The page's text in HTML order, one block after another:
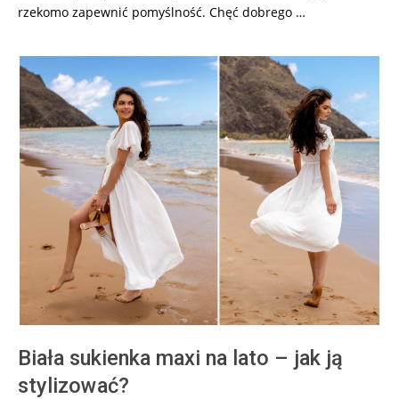
rzekomo zapewnić pomyślność. Chęć dobrego …
Biała sukienka maxi na lato – jak ją
stylizować?